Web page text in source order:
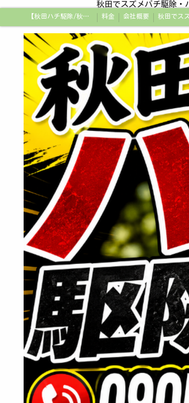
秋田でスズメバチ駆除
【秋田ハチ駆除/秋田蜂駆除/スズメバチの巣/ハチの巣専門プロ】 料金 会社概要